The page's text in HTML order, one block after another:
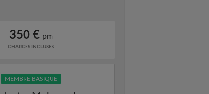
350 € pm
CHARGES INCLUSES
MEMBRE BASIQUE